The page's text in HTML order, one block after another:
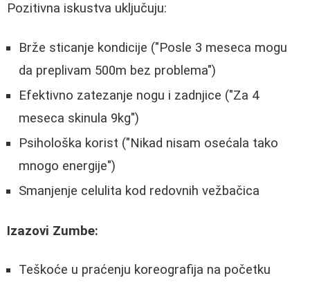
Pozitivna iskustva uključuju:
Brže sticanje kondicije ("Posle 3 meseca mogu
da preplivam 500m bez problema")
Efektivno zatezanje nogu i zadnjice ("Za 4
meseca skinula 9kg")
Psihološka korist ("Nikad nisam osećala tako
mnogo energije")
Smanjenje celulita kod redovnih vežbačica
Izazovi Zumbe:
Teškoće u praćenju koreografija na početku